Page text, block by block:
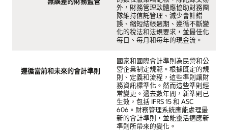
外，財務管理軟體應協助財務團
隊維持信託管理、減少會計錯
誤、縮短結帳週期、遵循不斷變
化的稅法和法規要求，並最佳化
每日、每月和每年的現金流。
遵循當前和未來的會計準則
國家和國際會計準則為民營和公
營企業制定規範。根據既定的規
則、定義和流程，這些準則讓財
務資訊標準化。然而這些準則經
常變更。過去數年間，新準則已
生效，包括 IFRS 15 和 ASC
606。財務管理系統應能處理最
新的會計準則，並能靈活適應新
準則所帶來的變化。